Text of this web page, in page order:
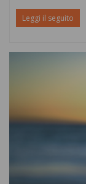
Leggi il seguito